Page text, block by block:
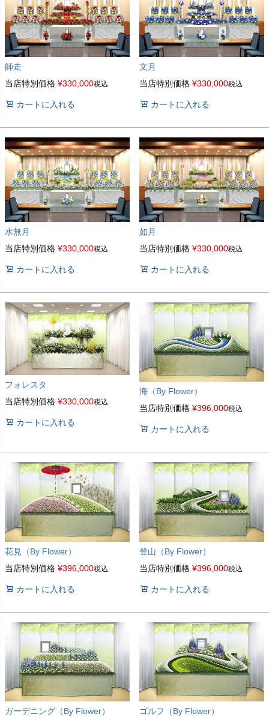
師走
当店特別価格 ¥330,000税込
カートに入れる
文月
当店特別価格 ¥330,000税込
カートに入れる
水無月
当店特別価格 ¥330,000税込
カートに入れる
如月
当店特別価格 ¥330,000税込
カートに入れる
フォレスタ
当店特別価格 ¥330,000税込
カートに入れる
海（By Flower）
当店特別価格 ¥396,000税込
カートに入れる
花見（By Flower）
当店特別価格 ¥396,000税込
カートに入れる
登山（By Flower）
当店特別価格 ¥396,000税込
カートに入れる
ガーデニング（By Flower）
ゴルフ（By Flower）